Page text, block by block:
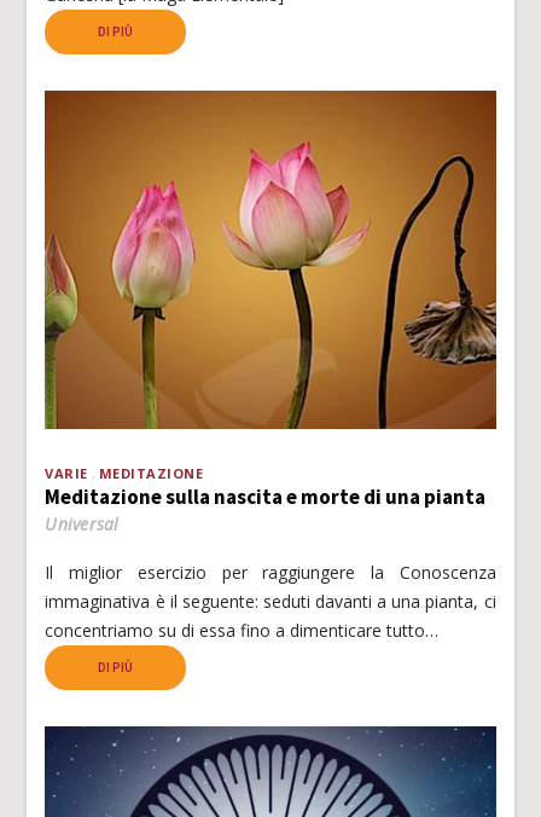
DI PIÙ
VARIE MEDITAZIONE
Meditazione sulla nascita e morte di una pianta
Universal
Il miglior esercizio per raggiungere la Conoscenza
immaginativa è il seguente: seduti davanti a una pianta, ci
concentriamo su di essa fino a dimenticare tutto…
DI PIÙ